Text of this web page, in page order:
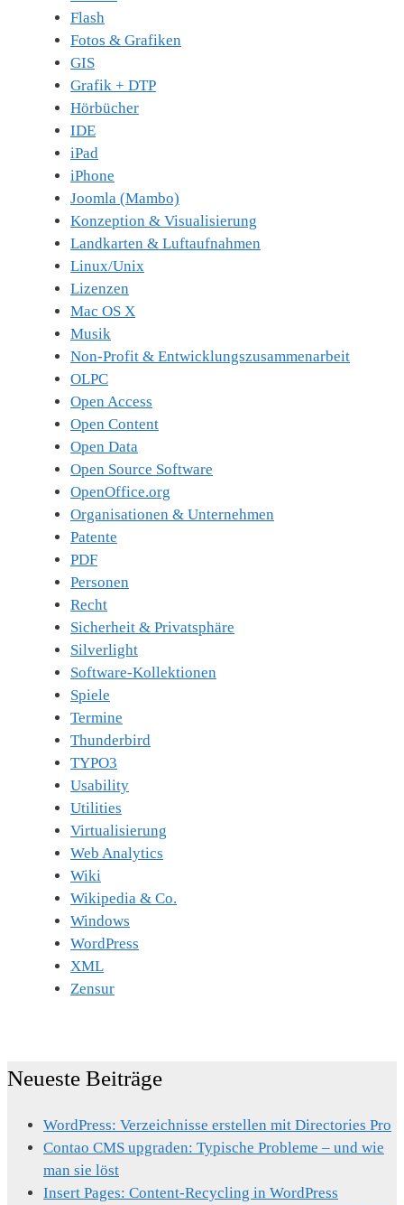
Flash
Fotos & Grafiken
GIS
Grafik + DTP
Hörbücher
IDE
iPad
iPhone
Joomla (Mambo)
Konzeption & Visualisierung
Landkarten & Luftaufnahmen
Linux/Unix
Lizenzen
Mac OS X
Musik
Non-Profit & Entwicklungszusammenarbeit
OLPC
Open Access
Open Content
Open Data
Open Source Software
OpenOffice.org
Organisationen & Unternehmen
Patente
PDF
Personen
Recht
Sicherheit & Privatsphäre
Silverlight
Software-Kollektionen
Spiele
Termine
Thunderbird
TYPO3
Usability
Utilities
Virtualisierung
Web Analytics
Wiki
Wikipedia & Co.
Windows
WordPress
XML
Zensur
Neueste Beiträge
WordPress: Verzeichnisse erstellen mit Directories Pro
Contao CMS upgraden: Typische Probleme – und wie
man sie löst
Insert Pages: Content-Recycling in WordPress